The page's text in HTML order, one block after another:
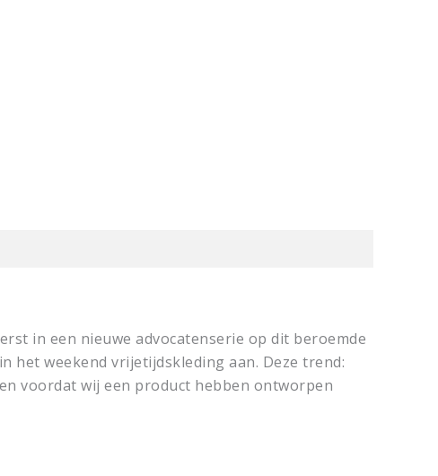
in een nieuwe advocatenserie op dit beroemde
het weekend vrijetijdskleding aan. Deze trend:
voordat wij een product hebben ontworpen